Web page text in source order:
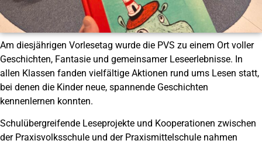
Am diesjährigen Vorlesetag wurde die PVS zu einem Ort voller
Geschichten, Fantasie und gemeinsamer Leseerlebnisse. In
allen Klassen fanden vielfältige Aktionen rund ums Lesen statt,
bei denen die Kinder neue, spannende Geschichten
kennenlernen konnten.
Schulübergreifende Leseprojekte und Kooperationen zwischen
der Praxisvolksschule und der Praxismittelschule nahmen